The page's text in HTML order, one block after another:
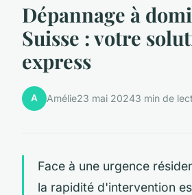
Dépannage à
Suisse : votre
express
A Amélie23 mai 20243 min de
Face à une urgence
la rapidité d'intervention